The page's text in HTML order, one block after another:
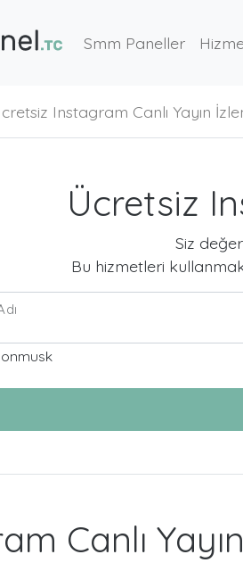
Smm Paneller
Instagram Canlı Yayın
Ücretsiz
Siz
Bu hizmetleri
Canlı